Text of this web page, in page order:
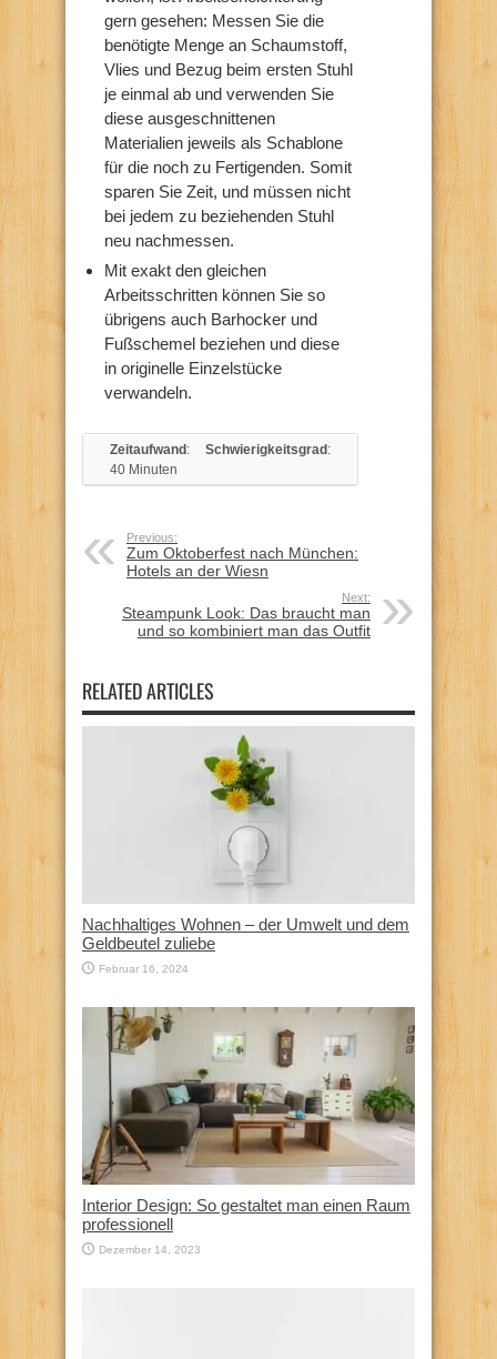
gern gesehen: Messen Sie die
benötigte Menge an Schaumstoff,
Vlies und Bezug beim ersten Stuhl
je einmal ab und verwenden Sie
diese ausgeschnittenen
Materialien jeweils als Schablone
für die noch zu Fertigenden. Somit
sparen Sie Zeit, und müssen nicht
bei jedem zu beziehenden Stuhl
neu nachmessen.
Mit exakt den gleichen
Arbeitsschritten können Sie so
übrigens auch Barhocker und
Fußschemel beziehen und diese
in originelle Einzelstücke
verwandeln.
Zeitaufwand:
40 Minuten
Schwierigkeitsgrad:
Previous:
Zum Oktoberfest nach München:
Hotels an der Wiesn
Next:
Steampunk Look: Das braucht man
und so kombiniert man das Outfit
RELATED ARTICLES
Nachhaltiges Wohnen – der Umwelt und dem
Geldbeutel zuliebe
Februar 16, 2024
Interior Design: So gestaltet man einen Raum
professionell
Dezember 14, 2023